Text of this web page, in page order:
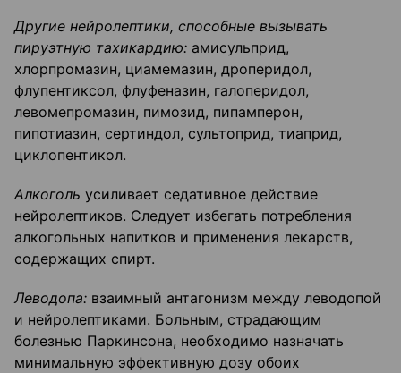
Другие нейролептики, способные вызывать
пируэтную тахикардию: амисульприд,
хлорпромазин, циамемазин, дроперидол,
флупентиксол, флуфеназин, галоперидол,
левомепромазин, пимозид, пипамперон,
пипотиазин, сертиндол, сультоприд, тиаприд,
циклопентикол.
Алкоголь усиливает седативное действие
нейролептиков. Следует избегать потребления
алкогольных напитков и применения лекарств,
содержащих спирт.
Леводопа: взаимный антагонизм между леводопой
и нейролептиками. Больным, страдающим
болезнью Паркинсона, необходимо назначать
минимальную эффективную дозу обоих